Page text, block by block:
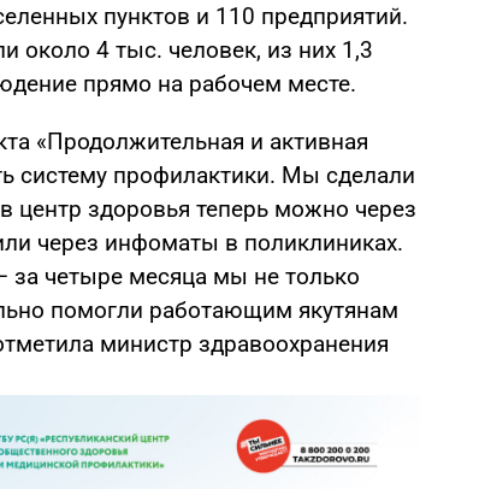
пунктов и 110 предприятий.
около 4 тыс. человек, из них 1,3
прямо на рабочем месте.
«Продолжительная и активная
систему профилактики. Мы сделали
центр здоровья теперь можно через
через инфоматы в поликлиниках.
за четыре месяца мы не только
помогли работающим якутянам
министр здравоохранения